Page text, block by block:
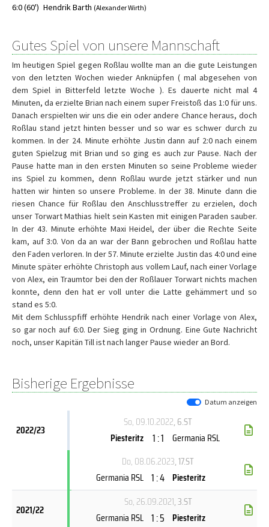
6:0 (60') Hendrik Barth (Alexander Wirth)
Gutes Spiel von unsere Mannschaft
Im heutigen Spiel gegen Roßlau wollte man an die gute Leistungen
von den letzten Wochen wieder Anknüpfen ( mal abgesehen von
dem Spiel in Bitterfeld letzte Woche ). Es dauerte nicht mal 4
Minuten, da erzielte Brian nach einem super Freistoß das 1:0 für uns.
Danach erspielten wir uns die ein oder andere Chance heraus, doch
Roßlau stand jetzt hinten besser und so war es schwer durch zu
kommen. In der 24. Minute erhöhte Justin dann auf 2:0 nach einem
guten Spielzug mit Brian und so ging es auch zur Pause. Nach der
Pause hatte man in den ersten Minuten so seine Probleme wieder
ins Spiel zu kommen, denn Roßlau wurde jetzt stärker und nun
hatten wir hinten so unsere Probleme. In der 38. Minute dann die
riesen Chance für Roßlau den Anschlusstreffer zu erzielen, doch
unser Torwart Mathias hielt sein Kasten mit einigen Paraden sauber.
In der 43. Minute erhöhte Maxi Heidel, der über die Rechte Seite
kam, auf 3:0. Von da an war der Bann gebrochen und Roßlau hatte
den Faden verloren. In der 57. Minute erzielte Justin das 4:0 und eine
Minute später erhöhte Christoph aus vollem Lauf, nach einer Vorlage
von Alex, ein Traumtor bei den der Roßlauer Torwart nichts machen
konnte, denn den hat er voll unter die Latte gehämmert und so
stand es 5:0.
Mit dem Schlusspfiff erhöhte Hendrik nach einer Vorlage von Alex,
so gar noch auf 6:0. Der Sieg ging in Ordnung. Eine Gute Nachricht
noch, unser Kapitän Till ist nach langer Pause wieder an Bord.
Bisherige Ergebnisse
Datum anzeigen
2022/23
So, 09.10.2022, 6.ST
Piesteritz
1 : 1
Germania RSL
Do, 08.06.2023, 17.ST
Germania RSL 1 : 4 Piesteritz
2021/22
So, 26.09.2021, 3.ST
Germania RSL 1 : 5 Piesteritz